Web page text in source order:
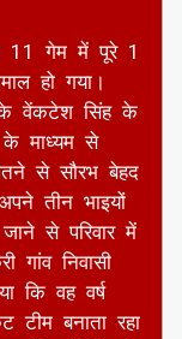
11 गेम में पूरे 1
हो गया।
के वेंकटेश सिंह के
माध्यम से
से सौरभ बेहद
तीन भाइयों
से परिवार में
गांव निवासी
कि वह वर्ष
टीम बनाता रहा